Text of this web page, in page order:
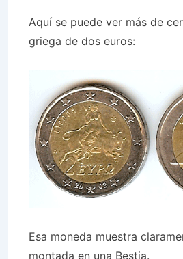
Aquí se puede ver más de
griega de dos euros:
Esa moneda muestra
montada en una Bestia.